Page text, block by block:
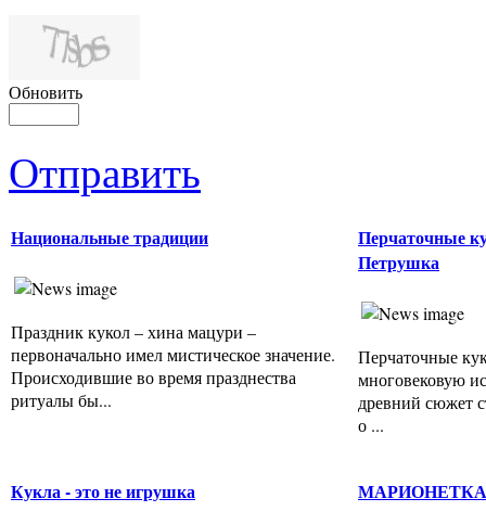
Обновить
Отправить
Национальные традиции
Праздник кукол – хина мацури –
первоначально имел мистическое значение.
Происходившие во время празднества
ритуалы бы...
Перчаточные
Петрушка
Перчаточные
многовековую
древний сюжет
о ...
Кукла - это не игрушка МАРИОНЕТКА